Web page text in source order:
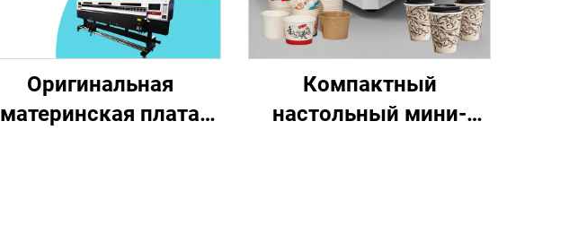
Оригинальная
материнская плата
Компактный
настольный мини-